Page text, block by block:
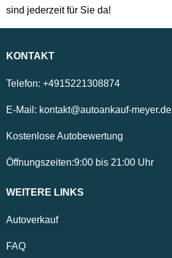
sind jederzeit für Sie da!
KONTAKT
Telefon: +4915221308874
E-Mail: kontakt@autoankauf-meyer.de
Kostenlose Autobewertung
Öffnungszeiten:9:00 bis 21:00 Uhr
WEITERE LINKS
Autoverkauf
FAQ